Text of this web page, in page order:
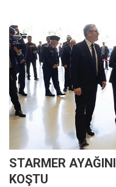
STARMER
KOŞTU